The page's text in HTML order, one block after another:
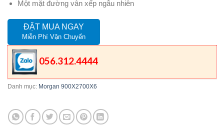
Một mặt đường vân xếp ngẫu nhiên
ĐẶT MUA NGAY
Miễn Phí Vận Chuyển
056.312.4444
Danh mục: Morgan 900X2700X6